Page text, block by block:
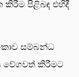
කිරීම පිළිබඳ එහිදී
සම්බන්ධ
වේගවත් කිරීමට